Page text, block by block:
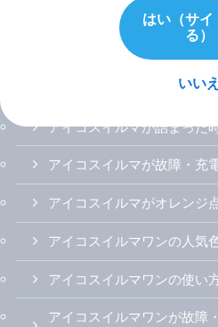
アイコスイルマiの使い方説
アイコスイルマ/プライム/ワ
アイコスイルマの無料レン
アイコスイルマが詰まった
アイコスイルマが故障・充
アイコスイルマがオレンジ
アイコスイルマワンの人気
アイコスイルマワンの使い
アイコスイルマワンが故障
はい（サイ
る）
いいえ